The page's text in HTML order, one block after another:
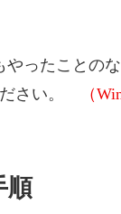
ったことの
ださい。
（
順